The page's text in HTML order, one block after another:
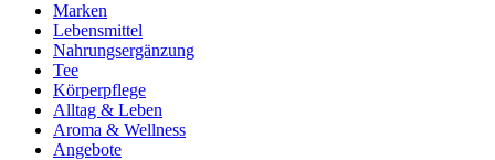
Marken
Lebensmittel
Nahrungsergänzung
Tee
Körperpflege
Alltag & Leben
Aroma & Wellness
Angebote